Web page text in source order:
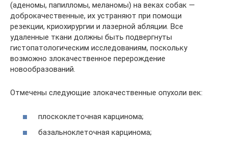
(аденомы, папилломы, меланомы) на веках собак —
доброкачественные, их устраняют при помощи
резекции, криохирургии и лазерной абляции. Все
удаленные ткани должны быть подвергнуты
гистопатологическим исследованиям, поскольку
возможно злокачественное перерождение
новообразований.
Отмечены следующие злокачественные опухоли век:
плоскоклеточная карцинома;
базальноклеточная карцинома;